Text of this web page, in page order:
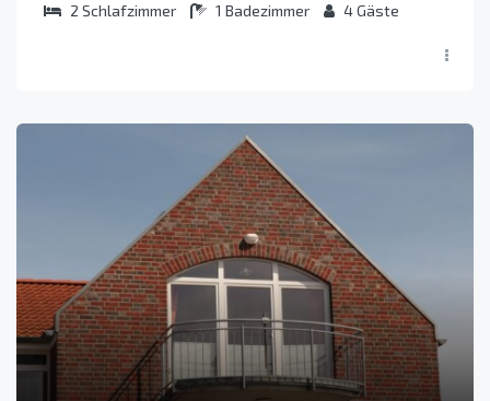
2 Schlafzimmer 1 Badezimmer 4Gäste